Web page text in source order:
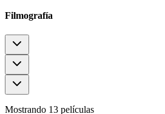
Filmografía
Mostrando 13 películas